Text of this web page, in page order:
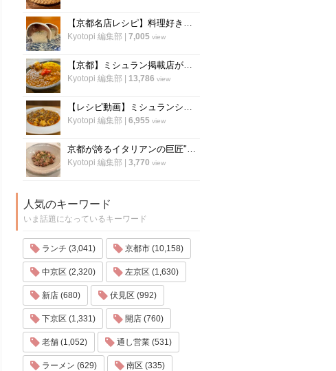
【京都名店レシピ】料理好き必見！京名物の鯖寿司を自宅でつくる！「酒房わかば」
Kyotopi 編集部 7,005 view
【京都】ミシュラン掲載店がスパイスカレーのレシピ公開！カレー専門店「カレープラント」スパイスカレーのレシピ公開！
Kyotopi 編集部 13,786 view
【レシピ動画】ミシュランシェフ直伝レシピ！絶品、麻婆豆腐の作り方『中国料理 菜格』
Kyotopi 編集部 6,955 view
京都が誇るイタリアンの巨匠"笹島シェフ"の料理動画第二弾！今度はリゾット！
Kyotopi 編集部 3,770 view
人気のキーワード
いま話題になっているキーワード
ランチ (3,041) 京都市 (10,158)
中京区 (2,320) 左京区 (1,630)
新店 (680) 伏見区 (992)
下京区 (1,331) 開店 (760)
老舗 (1,052) 通し営業 (531)
ラーメン (629) 南区 (335)